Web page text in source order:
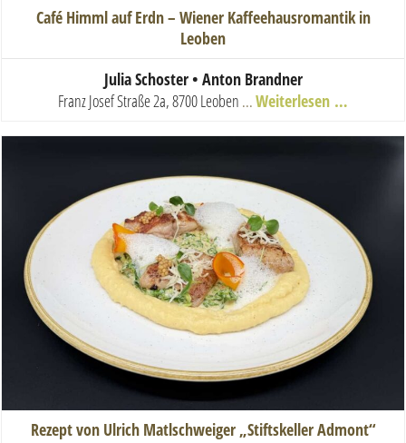
Café Himml auf Erdn – Wiener Kaffeehausromantik in
Leoben
Julia Schoster • Anton Brandner
Franz Josef Straße 2a, 8700 Leoben ...Weiterlesen …
Rezept von Ulrich Matlschweiger „Stiftskeller Admont“